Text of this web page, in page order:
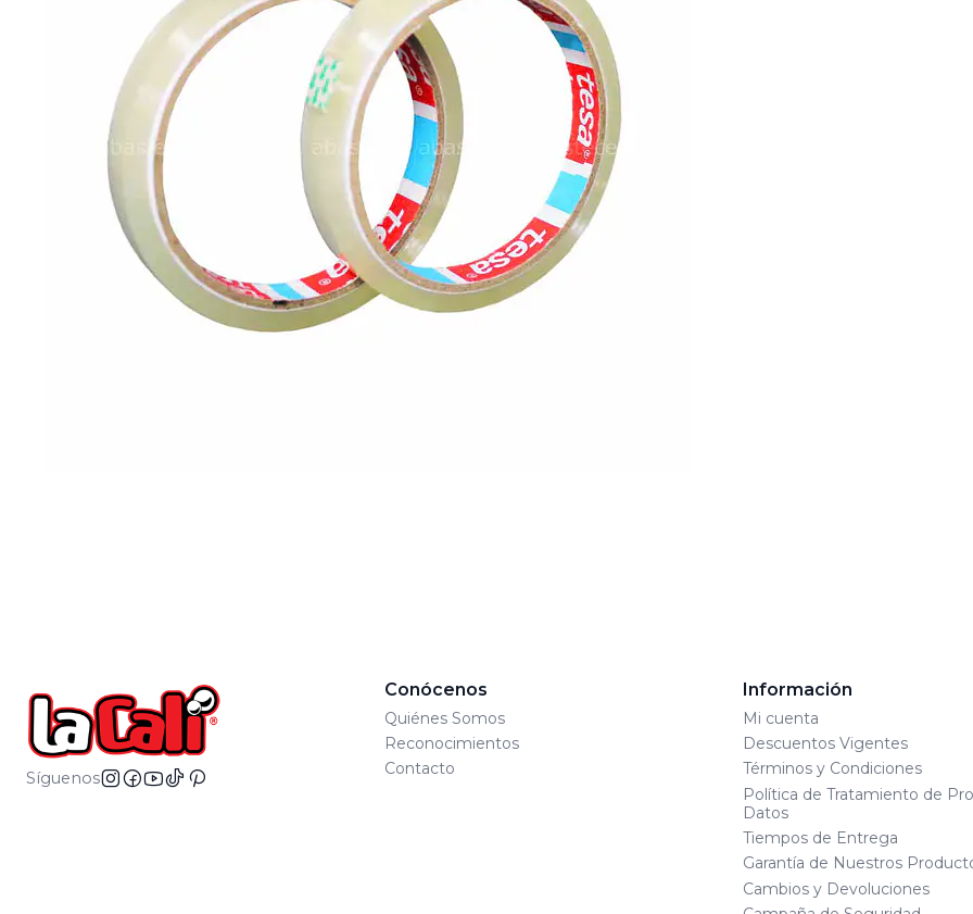
Síguenos
Conócenos
Quiénes Somos
Reconocimientos
Contacto
Información
Mi cuenta
Descuentos Vigentes
Términos y Condiciones
Política de Tratamiento de
Datos
Tiempos de Entrega
Garantía de Nuestros
Cambios y Devoluciones